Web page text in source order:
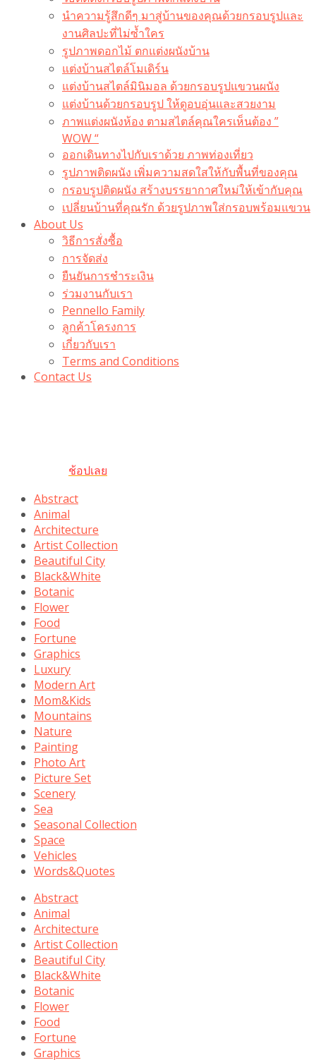
นำความรู้สึกดีๆ มาสู่บ้านของคุณด้วยกรอบรูปและ
งานศิลปะที่ไม่ซ้ำใคร
รูปภาพดอกไม้ ตกแต่งผนังบ้าน
แต่งบ้านสไตล์โมเดิร์น
แต่งบ้านสไตล์มินิมอล ด้วยกรอบรูปแขวนผนัง
แต่งบ้านด้วยกรอบรูป ให้ดูอบอุ่นและสวยงาม
ภาพแต่งผนังห้อง ตามสไตล์คุณใครเห็นต้อง ”
WOW “
ออกเดินทางไปกับเราด้วย ภาพท่องเที่ยว
รูปภาพติดผนัง เพิ่มความสดใสให้กับพื้นที่ของคุณ
กรอบรูปติดผนัง สร้างบรรยากาศใหม่ให้เข้ากับคุณ
เปลี่ยนบ้านที่คุณรัก ด้วยรูปภาพใส่กรอบพร้อมแขวน​
About Us
วิธีการสั่งซื้อ
การจัดส่ง
ยืนยันการชำระเงิน
ร่วมงานกับเรา
Pennello Family
ลูกค้าโครงการ
เกี่ยวกับเรา
Terms and Conditions
Contact Us
ช้อปเลย
Abstract
Animal
Architecture
Artist Collection
Beautiful City
Black&White
Botanic
Flower
Food
Fortune
Graphics
Luxury
Modern Art
Mom&Kids
Mountains
Nature
Painting
Photo Art
Picture Set
Scenery
Sea
Seasonal Collection
Space
Vehicles
Words&Quotes
Abstract
Animal
Architecture
Artist Collection
Beautiful City
Black&White
Botanic
Flower
Food
Fortune
Graphics